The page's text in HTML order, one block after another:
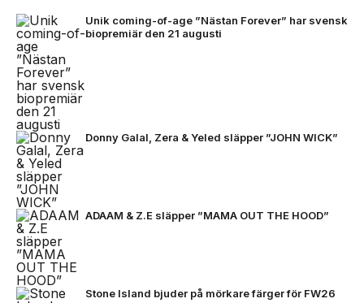
Unik coming-of-age ”Nästan Forever” har svensk
biopremiär den 21 augusti
Donny Galal, Zera & Yeled släpper ”JOHN WICK”
ADAAM & Z.E släpper ”MAMA OUT THE HOOD”
Stone Island bjuder på mörkare färger för FW26